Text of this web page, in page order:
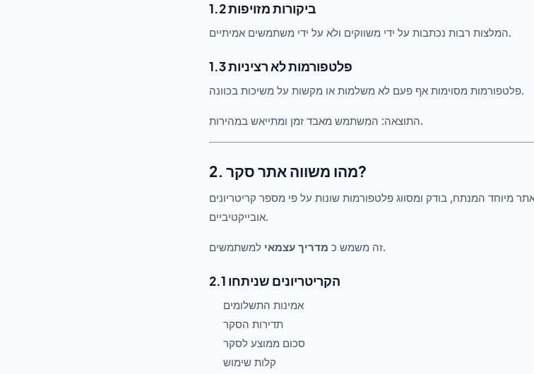
1.2 ביקורות מזויפות
המלצות רבות נכתבות על ידי משווקים ולא על ידי משתמשים אמיתיים.
1.3 פלטפורמות לא רציניות
פלטפורמות מסוימות אף פעם לא משלמות או מקשות על משיכות בכוונה.
התוצאה: המשתמש מאבד זמן ומתייאש במהירות.
2. מהו משווה אתר סקר?
מיוחד המנתח, בודק ומסווג פלטפורמות שונות על פי מספר קריטריונים
אובייקטיביים.
זה משמש כ מדריך עצמאי למשתמשים.
2.1 הקריטריונים שניתחו
אמינות התשלומים
תדירות הסקר
סכום ממוצע לסקר
קלות שימוש